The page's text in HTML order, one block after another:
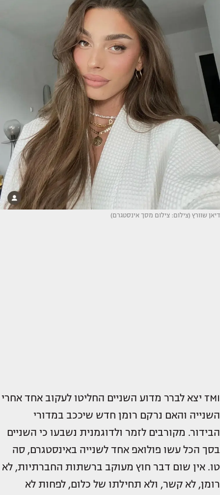
דיאן שוורץ (צילום: צילום מסך אינסטגרם)
TMI יצא לברר מדוע השניים החליטו לעקוב אחד אחרי
השנייה והאם נרקם רומן חדש שיככב במדורי
הבידור. מקורבים לזמר ולדוגמנית נשבעו כי השניים
בסך הכל עשו פולואפ אחד לשנייה באינסטגרם, סה
טו. אין שום דבר חוץ מעוקב ברשתות החברתיות, לא
רומן, לא קשר, ולא תחילתו של כלום, לפחות לא